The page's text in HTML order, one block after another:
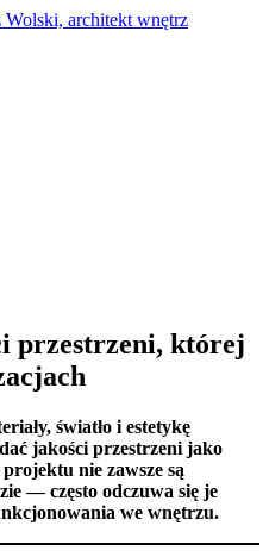
przestrzeni, której
światło i estetykę
jakości przestrzeni jako
nie zawsze są
— często odczuwa się je
we wnętrzu.